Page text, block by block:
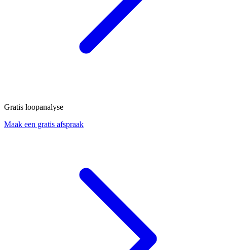
Gratis loopanalyse
Maak een gratis afspraak